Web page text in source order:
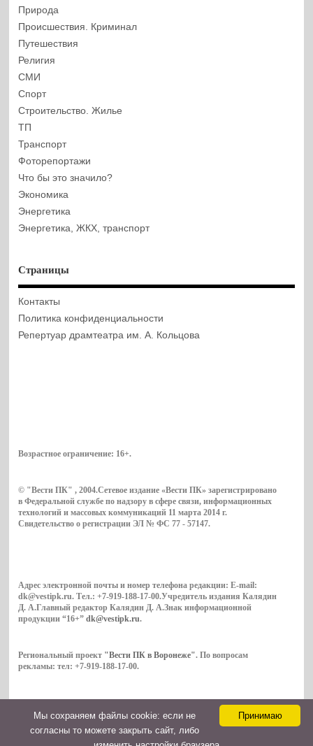
Природа
Происшествия. Криминал
Путешествия
Религия
СМИ
Спорт
Строительство. Жилье
ТП
Транспорт
Фоторепортажи
Что бы это значило?
Экономика
Энергетика
Энергетика, ЖКХ, транспорт
Страницы
Контакты
Политика конфиденциальности
Репертуар драмтеатра им. А. Кольцова
Возрастное ограничение: 16+.
© "Вести ПК" , 2004.Сетевое издание «Вести ПК» зарегистрировано
в Федеральной службе по надзору в сфере связи, информационных
технологий и массовых коммуникаций 11 марта 2014 г.
Свидетельство о регистрации ЭЛ № ФС 77 - 57147.
Адрес электронной почты и номер телефона редакции: E-mail:
dk@vestipk.ru. Тел.: +7-919-188-17-00.Учредитель издания Калядин
Д. А.Главный редактор Калядин Д. А.Знак информационной
продукции “16+”dk@vestipk.ru.
Региональный проект "Вести ПК в Воронеже". По вопросам
рекламы: тел: +7-919-188-17-00.
Copyright © 2026. ВестиПК в Воронеже
Контакты
Принимаю
Мы cохраняем файлы cookie: если не
согласны то можете закрыть сайт, либо